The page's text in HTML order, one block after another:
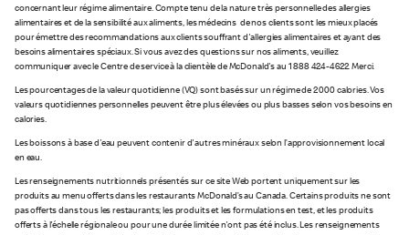
concernant leur régime alimentaire. Compte tenu de la nature très personnelle des allergies
alimentaires et de la sensibilité aux aliments, les médecins de nos clients sont les mieux placés
pour émettre des recommandations aux clients souffrant d'allergies alimentaires et ayant des
besoins alimentaires spéciaux. Si vous avez des questions sur nos aliments, veuillez
communiquer avec le Centre de service à la clientèle de McDonald's au 1 888 424-4622. Merci.
Les pourcentages de la valeur quotidienne (VQ) sont basés sur un régime de 2 000 calories. Vos
valeurs quotidiennes personnelles peuvent être plus élevées ou plus basses selon vos besoins en
calories.
Les boissons à base d'eau peuvent contenir d'autres minéraux selon l’approvisionnement local
en eau.
Les renseignements nutritionnels présentés sur ce site Web portent uniquement sur les
produits au menu offerts dans les restaurants McDonald’s au Canada. Certains produits ne sont
pas offerts dans tous les restaurants; les produits et les formulations en test, et les produits
offerts à l'échelle régionale ou pour une durée limitée n'ont pas été inclus. Les renseignements